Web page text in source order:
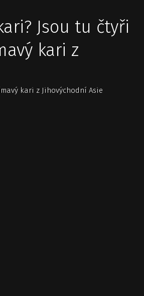
Jsou tu čtyři
kari z
kari z Jihovýchodní Asie